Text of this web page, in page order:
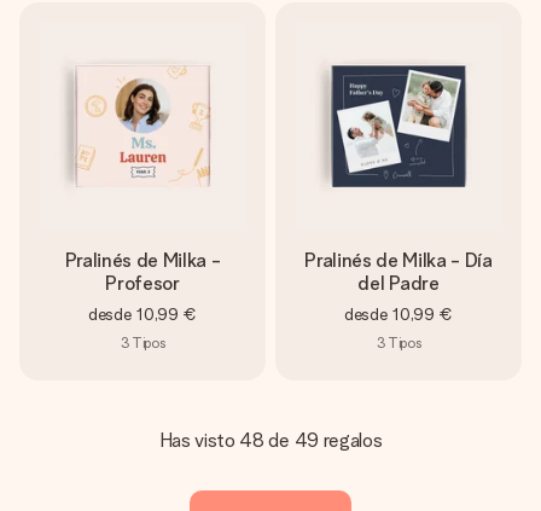
Pralinés de Milka -
Profesor
desde 10,99 €
3 Tipos
Pralinés de Milka - Día
del Padre
desde 10,99 €
3 Tipos
Has visto 48 de 49 regalos